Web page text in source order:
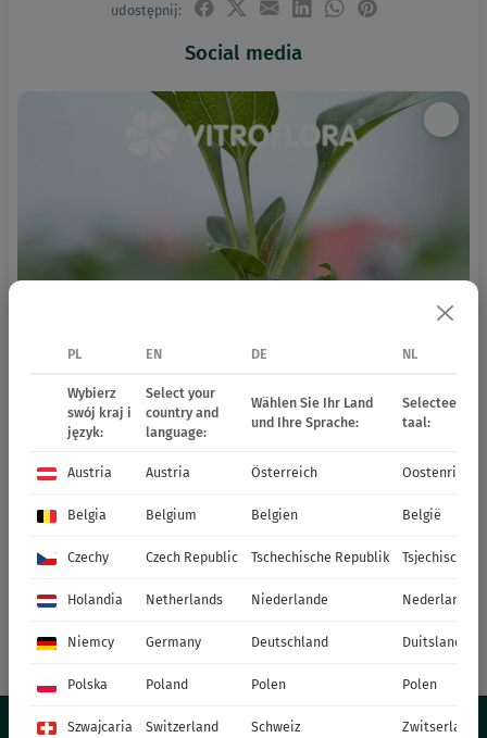
udostępnij:
Social media
PL EN DE NL
Wybierz
swój kraj i
język:
Select your
country and
language:
Wählen Sie Ihr Land
und Ihre Sprache:
Selecteer uw
taal:
Austria Austria Österreich Oostenrijk
Belgia Belgium Belgien België
Czechy Czech Republic Tschechische Republik Tsjechische
Holandia Netherlands Niederlande Nederland
Niemcy Germany Deutschland Duitsland
Polska Poland Polen Polen
Szwajcaria Switzerland Schweiz Zwitserland